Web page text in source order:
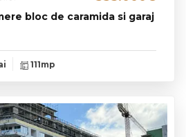
bloc de caramida si garaj
111mp